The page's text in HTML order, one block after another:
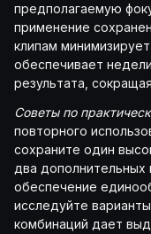
предполагаемую
применение
клипам
обеспечивает
результата,
Советы по
повторного
сохраните один
два дополнительных
обеспечение
исследуйте
комбинаций дает